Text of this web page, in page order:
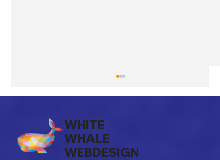
WHITE
WHALE
WEBDESIGN